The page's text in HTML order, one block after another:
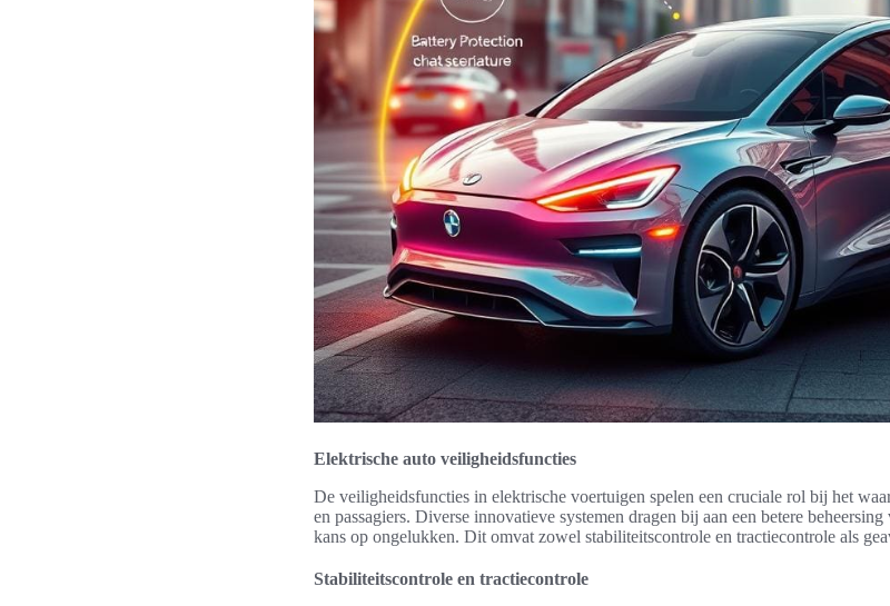
Elektrische auto veiligheidsfuncties
De veiligheidsfuncties in elektrische voertuigen spelen een cruciale rol bij het
en passagiers. Diverse innovatieve systemen dragen bij aan een betere
kans op ongelukken. Dit omvat zowel stabiliteitscontrole en tractiecontrole als
Stabiliteitscontrole en tractiecontrole